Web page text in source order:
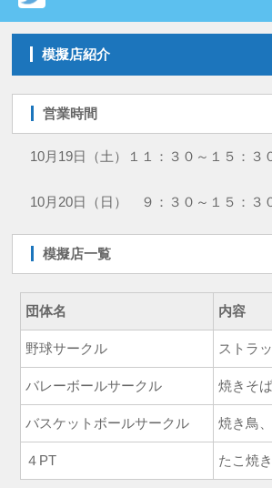
模擬店紹介
営業時間
10月19日（土）１１：３０～１５：３
10月20日（日） ９：３０～１５：３
模擬店一覧
団体名 内容
野球サークル ストラ
バレーボールサークル 焼きそば
バスケットボールサークル 焼き鳥
４PT たこ焼き